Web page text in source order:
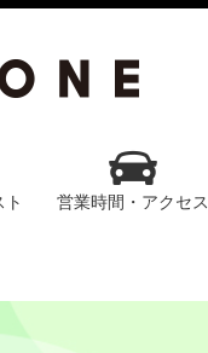
営業時間・アクセス